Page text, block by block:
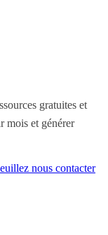
gratuites et
mois et générer
nous contacter